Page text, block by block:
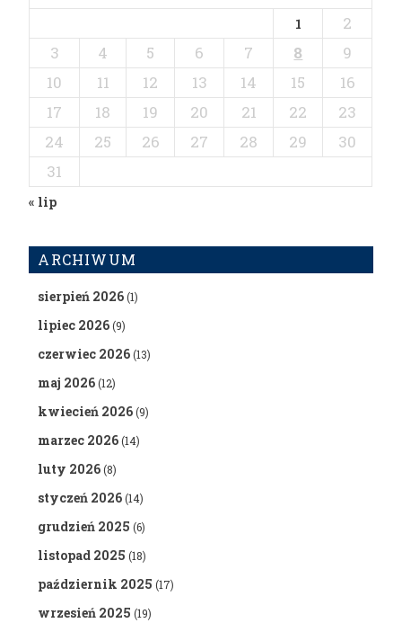
1
2
3
4 5 6 7 8
9
10
11 12 13 14 15
16
17
18 19 20 21 22
23
24
25 26 27 28 29
30
31
« lip
ARCHIWUM
sierpień 2026(1)
lipiec 2026(9)
czerwiec 2026(13)
maj 2026(12)
kwiecień 2026(9)
marzec 2026(14)
luty 2026(8)
styczeń 2026(14)
grudzień 2025 (6)
listopad 2025 (18)
październik 2025 (17)
wrzesień 2025 (19)